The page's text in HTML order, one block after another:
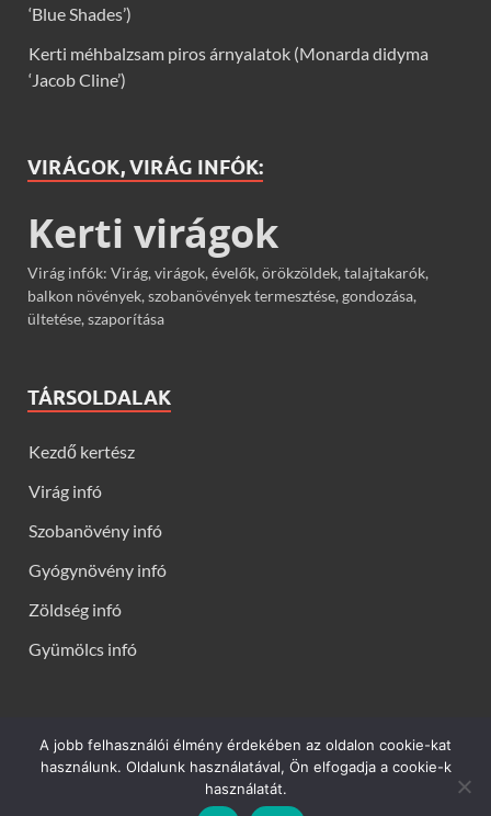
‘Blue Shades’)
Kerti méhbalzsam piros árnyalatok (Monarda didyma
‘Jacob Cline’)
VIRÁGOK, VIRÁG INFÓK:
Kerti virágok
Virág infók: Virág, virágok, évelők, örökzöldek, talajtakarók,
balkon növények, szobanövények termesztése, gondozása,
ültetése, szaporítása
TÁRSOLDALAK
Kezdő kertész
Virág infó
Szobanövény infó
Gyógynövény infó
Zöldség infó
Gyümölcs infó
Kerti virágok - Virág infók: Virág, virágok, évelők, örökzöldek,
talajtakarók, balkon növények, szobanövények termesztése,
gondozása, ültetése, szaporítása
A jobb felhasználói élmény érdekében az oldalon cookie-kat
használunk. Oldalunk használatával, Ön elfogadja a cookie-k
használatát.